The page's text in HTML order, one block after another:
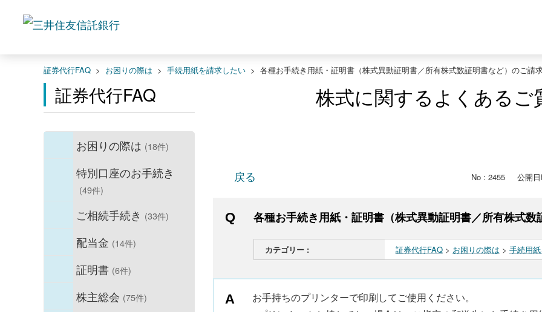
証券代行FAQ > お困りの際は > 手続用紙を請求したい > 各種お手続き用紙・証明書（株式異動証明書／所有株式数証明書など）のご請
証券代行FAQ
お困りの際は (18件)
特別口座のお手続き
(49件)
ご相続手続き (33件)
配当金 (14件)
証明書 (6件)
株主総会 (75件)
株式に関するよくあるご
戻る No : 2455 公開
各種お手続き用紙・証明書（株式異動証明書／所有株式数
カテゴリー : 証券代行FAQ> お困りの際は > 手続用
お手持ちのプリンターで印刷してご使用ください。